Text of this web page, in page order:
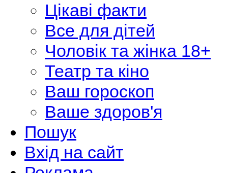
Цікаві факти
Все для дітей
Чоловік та жінка 18+
Театр та кіно
Ваш гороскоп
Ваше здоров'я
Пошук
Вхід на сайт